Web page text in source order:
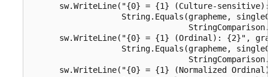
sw.WriteLine("{0} = {1} (Culture-
String.Equals(grapheme,
sw.WriteLine("{0} = {1} (Ordinal): {2}",
String.Equals(grapheme,
sw.WriteLine("{0} = {1} (Normalized